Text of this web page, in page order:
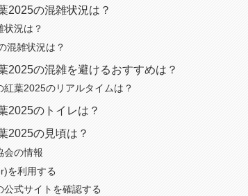
2025の混雑状況は？
状況は？
混雑状況は？
2025の混雑を避けるおすすめは？
紅葉2025のリアルタイムは？
2025のトイレは？
2025の見頃は？
会の情報
を利用する
公式サイトを確認する